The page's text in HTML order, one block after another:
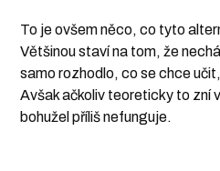
To je ovšem něco, co tyto
Většinou staví na tom, že
samo rozhodlo, co se chce
Avšak ačkoliv teoreticky to zní
bohužel příliš nefunguje.